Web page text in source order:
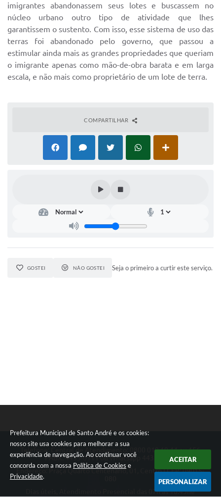
Prefeitura Municipal de Santo André e os cookies:
nosso site usa cookies para melhorar a sua
experiência de navegação. Ao continuar você
concorda com a nossa Política de Cookies e
Privacidade.
ACEITAR
PERSONALIZAR
imigrantes abandonassem seus lotes e buscassem no
núcleo urbano outro tipo de atividade que lhes
garantissem o sustento. Com isso, esse sistema de uso das
terras foi abandonado pelo governo, que passou a
estimular ainda mais as grandes propriedades que queriam
o imigrante apenas como mão-de-obra barata e em larga
escala, e não mais como proprietário de um lote de terra.
COMPARTILHAR
GOSTEI NÃO GOSTEI Seja o primeiro a curtir este serviço.
Telefone: Central de Atendimento: 0800 019 19 44 ou 156
PABX: 4433-0111 ou Whatsapp 4433-0123
Endereço: Praça Quarto Centenário, 01, Centro | CEP: 09015-
Dias úteis, Atendimento Presencial das 07h as 18:45he